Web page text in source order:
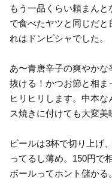
もう一品くらい頼まん
で食べたヤツと同じだ
れはドンピシャでした。
あ〜青唐辛子の爽やか
抜ける！かつお節と相
ヒリヒリします。中本
ス焼きに付けても大変美
ビールは3杯で切り上げ
ってるし薄め。150円で
ボールってホント儲かる。